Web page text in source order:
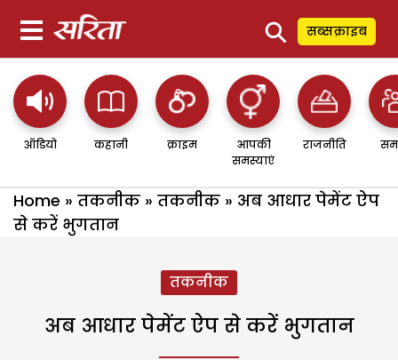
⚲ सब्सक्राइब
ऑडियो कहानी क्राइम
आपकी
समस्याएं
राजनीति
Home » तकनीक » तकनीक » अब आधार पेमेंट ऐप
से करें भुगतान
तकनीक
अब आधार पेमेंट ऐप से करें भुगतान